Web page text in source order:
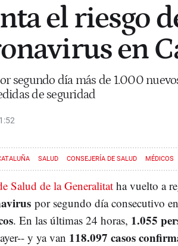
el riesgo
en
segundo día más de 1.000
de seguridad
SALUD CONSEJERÍA DE SALUD MÉDICOS
Salud de la Generalitat ha vuelto a
por segundo día consecutivo
. En las últimas 24 horas, 1.055
y ya van 118.097 casos